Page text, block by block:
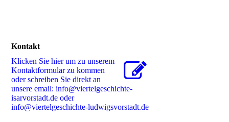
Kontakt
Klicken Sie hier um zu unserem
Kon­takt­for­mu­lar zu kommen
oder schreiben Sie direkt an
unsere email: info@viertelgeschichte-
isarvorstadt.de oder
info@viertelgeschichte-ludwigsvorstadt.de